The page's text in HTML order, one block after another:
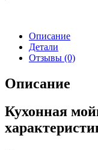
Описание
Детали
Отзывы (0)
Описание
Кухонная